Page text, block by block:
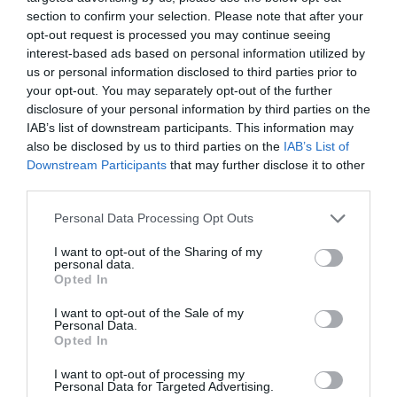
section to confirm your selection. Please note that after your
opt-out request is processed you may continue seeing
interest-based ads based on personal information utilized by
us or personal information disclosed to third parties prior to
your opt-out. You may separately opt-out of the further
disclosure of your personal information by third parties on the
IAB’s list of downstream participants. This information may
also be disclosed by us to third parties on the IAB’s List of
Downstream Participants that may further disclose it to other
Personal Data Processing Opt Outs
I want to opt-out of the Sharing of my
personal data.
Opted In
I want to opt-out of the Sale of my
Personal Data.
Opted In
I want to opt-out of processing my
Personal Data for Targeted Advertising.
μειώσει μέχρι 25%-30% τα συνολικά έξοδα στο
σούπερ μάρκετ και να μειώσει δραστικά τις
περιττές αγορές.
Δοκιμάζουμε νέες μάρκες ή κωδικούς του
προϊόντος που μάς ενδιαφέρει, εφόσον
προσφέρονται σε χαμηλότερες τιμές. Με τέτοιες
αλλαγές των αγοραστικών συνηθειών μπορούμε
να μειώσουμε αρκετά τα έξοδα χωρίς να
στερηθούμε ένα προϊόν ή να μειώσουμε την
Εκμεταλλευόμαστε ψύχραιμα, έξυπνα και προς το
δικό μας συμφέρον τις προσφορές, τις εκπτώσεις,
τα κουπόνια και τα προγράμματα επιβράβευσης
πελατών. Αυτό σημαίνει ότι δεν αγοράζουμε ένα
και παρουσιάζεται σαν ευκαιρία, αν δεν το